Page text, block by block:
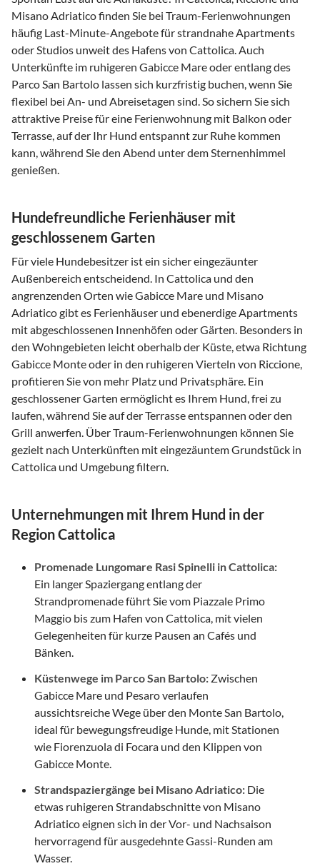
Misano Adriatico finden Sie bei Traum-Ferienwohnungen
häufig Last-Minute-Angebote für strandnahe Apartments
oder Studios unweit des Hafens von Cattolica. Auch
Unterkünfte im ruhigeren Gabicce Mare oder entlang des
Parco San Bartolo lassen sich kurzfristig buchen, wenn Sie
flexibel bei An- und Abreisetagen sind. So sichern Sie sich
attraktive Preise für eine Ferienwohnung mit Balkon oder
Terrasse, auf der Ihr Hund entspannt zur Ruhe kommen
kann, während Sie den Abend unter dem Sternenhimmel
genießen.
Hundefreundliche Ferienhäuser mit
geschlossenem Garten
Für viele Hundebesitzer ist ein sicher eingezäunter
Außenbereich entscheidend. In Cattolica und den
angrenzenden Orten wie Gabicce Mare und Misano
Adriatico gibt es Ferienhäuser und ebenerdige Apartments
mit abgeschlossenen Innenhöfen oder Gärten. Besonders in
den Wohngebieten leicht oberhalb der Küste, etwa Richtung
Gabicce Monte oder in den ruhigeren Vierteln von Riccione,
profitieren Sie von mehr Platz und Privatsphäre. Ein
geschlossener Garten ermöglicht es Ihrem Hund, frei zu
laufen, während Sie auf der Terrasse entspannen oder den
Grill anwerfen. Über Traum-Ferienwohnungen können Sie
gezielt nach Unterkünften mit eingezäuntem Grundstück in
Cattolica und Umgebung filtern.
Unternehmungen mit Ihrem Hund in der
Region Cattolica
Promenade Lungomare Rasi Spinelli in Cattolica:
Ein langer Spaziergang entlang der
Strandpromenade führt Sie vom Piazzale Primo
Maggio bis zum Hafen von Cattolica, mit vielen
Gelegenheiten für kurze Pausen an Cafés und
Bänken.
Küstenwege im Parco San Bartolo: Zwischen
Gabicce Mare und Pesaro verlaufen
aussichtsreiche Wege über den Monte San Bartolo,
ideal für bewegungsfreudige Hunde, mit Stationen
wie Fiorenzuola di Focara und den Klippen von
Gabicce Monte.
Strandspaziergänge bei Misano Adriatico: Die
etwas ruhigeren Strandabschnitte von Misano
Adriatico eignen sich in der Vor- und Nachsaison
hervorragend für ausgedehnte Gassi-Runden am
Wasser.